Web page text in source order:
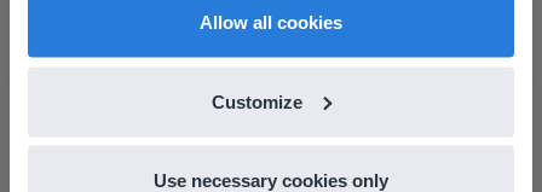
Allow all cookies
Customize
Use necessary cookies only